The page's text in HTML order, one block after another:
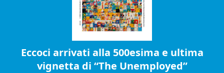
Eccoci arrivati alla 500esima e ultima
vignetta di “The Unemployed”